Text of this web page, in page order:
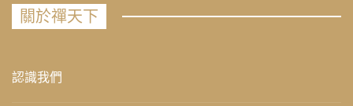
關於禪天下
認識我們